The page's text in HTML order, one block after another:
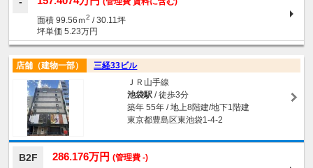
面積 99.56ｍ2 / 30.11坪
坪単価 5.23万円
店舗（建物一部）
三経33ビル
ＪＲ山手線
池袋駅/ 徒歩3分
築年 55年 / 地上8階建/地下1階建
東京都豊島区東池袋1-4-2
B2F 286.176万円 (管理費 -)